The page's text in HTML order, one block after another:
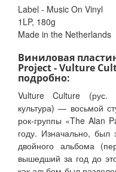
Label - Music On Vinyl
1LP, 180g
Made in the Netherlands
Виниловая
Project - Vulture
подробно:
Vulture Culture (рус.
культура) — восьмой
рок-группы «The Alan
году. Изначально, был
двойного альбома
вышедший за год до